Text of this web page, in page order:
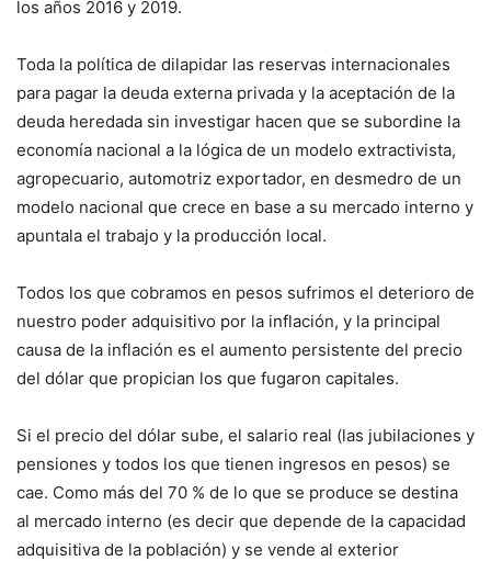
los años 2016 y 2019.
Toda la política de dilapidar las reservas internacionales
para pagar la deuda externa privada y la aceptación de la
deuda heredada sin investigar hacen que se subordine la
economía nacional a la lógica de un modelo extractivista,
agropecuario, automotriz exportador, en desmedro de un
modelo nacional que crece en base a su mercado interno y
apuntala el trabajo y la producción local.
Todos los que cobramos en pesos sufrimos el deterioro de
nuestro poder adquisitivo por la inflación, y la principal
causa de la inflación es el aumento persistente del precio
del dólar que propician los que fugaron capitales.
Si el precio del dólar sube, el salario real (las jubilaciones y
pensiones y todos los que tienen ingresos en pesos) se
cae. Como más del 70 % de lo que se produce se destina
al mercado interno (es decir que depende de la capacidad
adquisitiva de la población) y se vende al exterior